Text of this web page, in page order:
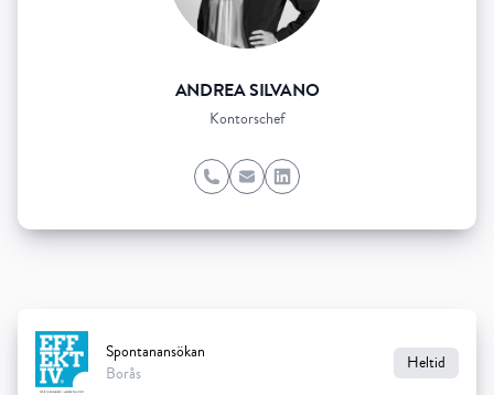
ANDREA SILVANO
Kontorschef
PhoneEmailLinkedIn
Spontanansökan
Borås
Heltid